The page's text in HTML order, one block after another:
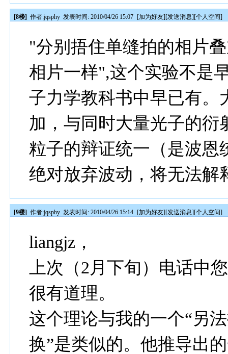
[8楼] 作者:jqsphy 发表时间: 2010/04/26 15:07 [加为好友][发送消息][个人空间]
"分别捂住单缝拍的相片
相片一样",这个实验不是
子力学教科书中早已有。
加，与同时大量光子的衍
粒子的辩证统一（是波恩
绝对放弃波动，将无法解
[9楼] 作者:jqsphy 发表时间: 2010/04/26 15:14 [加为好友][发送消息][个人空间]
liangjz，
上次（2月下旬）电话中
很有道理。
这个理论与我的一个“另
换”是类似的。他推导出